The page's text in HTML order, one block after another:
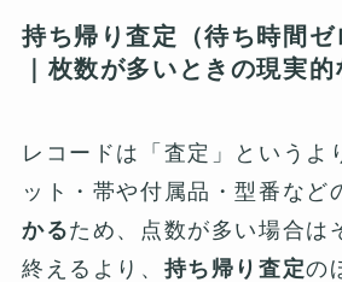
持ち帰り査定（待ち時間
｜枚数が多いときの現実
レコードは「査定」というよ
ット・帯や付属品・型番など
かるため、点数が多い場合は
終えるより、 持ち帰り査定の